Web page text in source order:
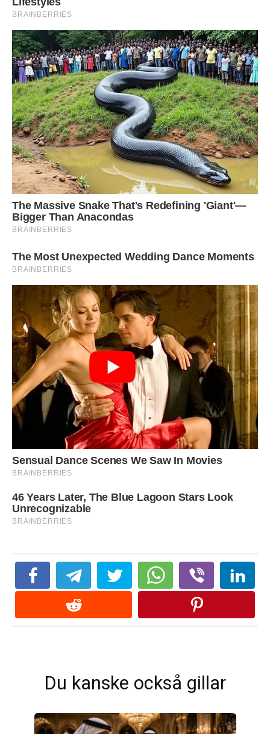
Du kanske också gillar